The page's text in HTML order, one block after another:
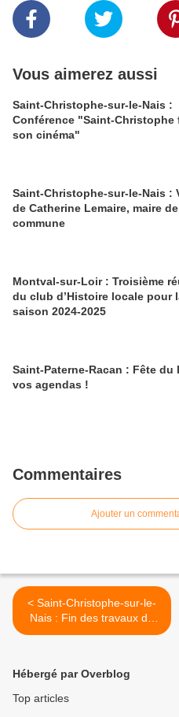
Vous aimerez aussi
Saint-Christophe-sur-le-Nais :
Conférence "Saint-Christophe
son cinéma"
Saint-Christophe-sur-le-Nais :
de Catherine Lemaire, maire
commune
Montval-sur-Loir : Troisième
du club d’Histoire locale pour
saison 2024-2025
Saint-Paterne-Racan : Fête du
vos agendas !
Commentaires
Ajouter un
< Saint-Christophe-sur-le-
Nais : Fin des travaux de
rénovation à la mairie
Hébergé par Overblog
Top articles